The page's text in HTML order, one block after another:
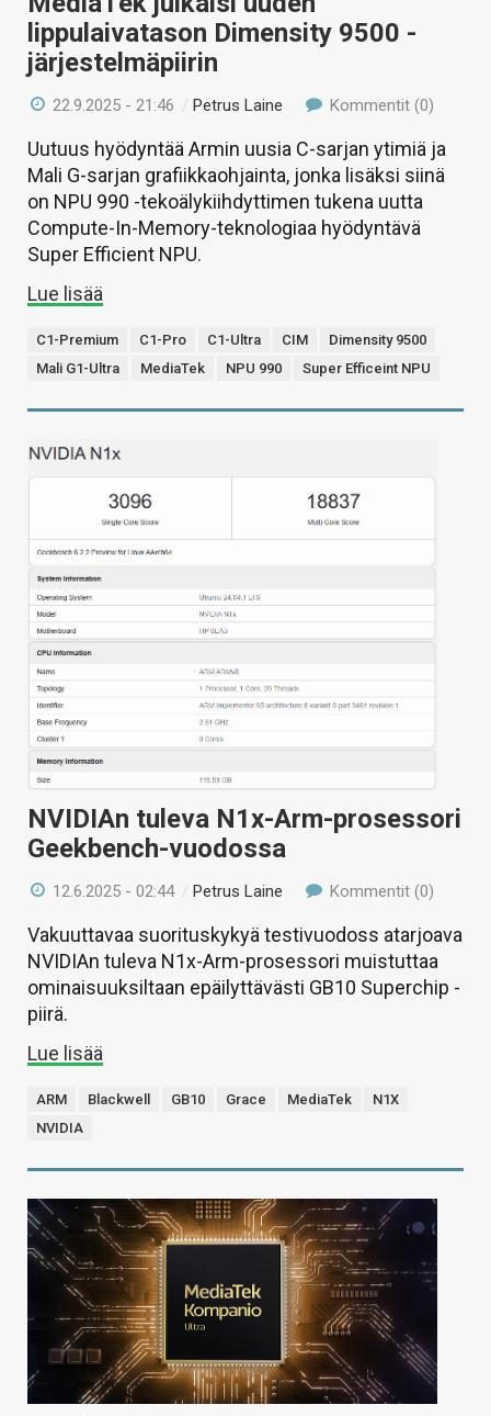
lippulaivatason Dimensity 9500 -
järjestelmäpiirin
22.9.2025 - 21:46 /Petrus Laine Kommentit (0)
Uutuus hyödyntää Armin uusia C-sarjan ytimiä ja
Mali G-sarjan grafiikkaohjainta, jonka lisäksi siinä
on NPU 990 -tekoälykiihdyttimen tukena uutta
Compute-In-Memory-teknologiaa hyödyntävä
Super Efficient NPU.
Lue lisää
C1-Premium C1-Pro C1-Ultra CIM
Dimensity 9500
Mali G1-Ultra
MediaTek NPU 990 Super Efficeint NPU
NVIDIAn tuleva N1x-Arm-prosessori
Geekbench-vuodossa
12.6.2025 - 02:44 /Petrus Laine Kommentit (0)
Vakuuttavaa suorituskykyä testivuodoss atarjoava
NVIDIAn tuleva N1x-Arm-prosessori muistuttaa
ominaisuuksiltaan epäilyttävästi GB10 Superchip -
piirä.
Lue lisää
ARM Blackwell GB10 Grace MediaTek
N1X
NVIDIA